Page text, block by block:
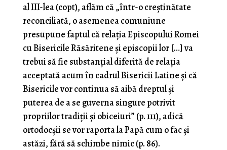
al III-lea (copt), aflăm că „într-o creștinătate
reconciliată, o asemenea comuniune
presupune faptul că relația Episcopului Romei
cu Bisericile Răsăritene și episcopii lor […] va
trebui să fie substanțial diferită de relația
acceptată acum în cadrul Bisericii Latine și că
Bisericile vor continua să aibă dreptul și
puterea de a se guverna singure potrivit
propriilor tradiții și obiceiuri” (p. 111), adică
ortodocșii se vor raporta la Papă cum o fac și
astăzi, fără să schimbe nimic (p. 86).